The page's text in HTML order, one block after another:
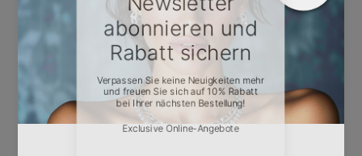
Samoa (WST T)
San Marino (EUR €)
São Tomé und
Príncipe (STD Db)
Saudi-Arabien (SAR